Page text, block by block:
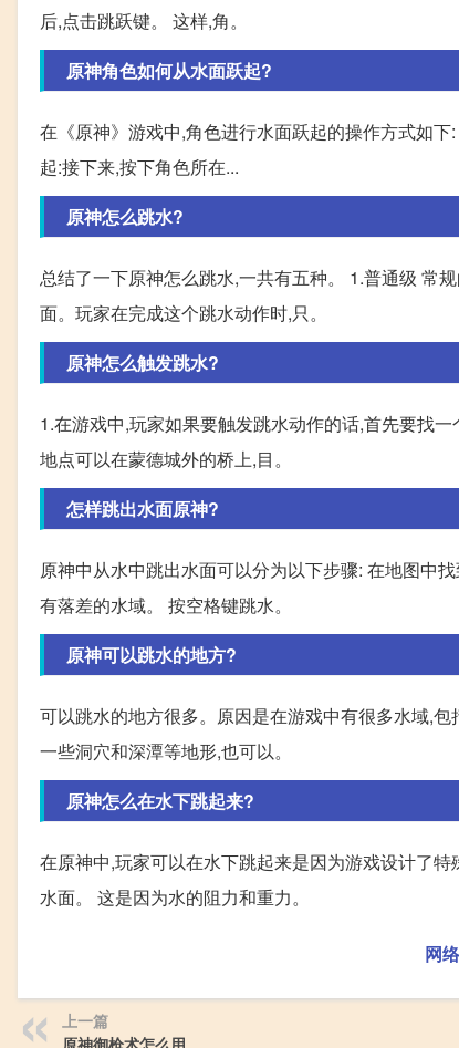
后,点击跳跃键。 这样,角。
原神角色如何从水面跃起?
在《原神》游戏中,角色进行水面跃起的操作方式如
起:接下来,按下角色所在...
原神怎么跳水?
总结了一下原神怎么跳水,一共有五种。 1.普通级 常
面。玩家在完成这个跳水动作时,只。
原神怎么触发跳水?
1.在游戏中,玩家如果要触发跳水动作的话,首先要找
地点可以在蒙德城外的桥上,目。
怎样跳出水面原神?
原神中从水中跳出水面可以分为以下步骤: 在地图中
有落差的水域。 按空格键跳水。
原神可以跳水的地方?
可以跳水的地方很多。原因是在游戏中有很多水域,
一些洞穴和深潭等地形,也可以。
原神怎么在水下跳起来?
在原神中,玩家可以在水下跳起来是因为游戏设计了
水面。 这是因为水的阻力和重力。
网
上一篇